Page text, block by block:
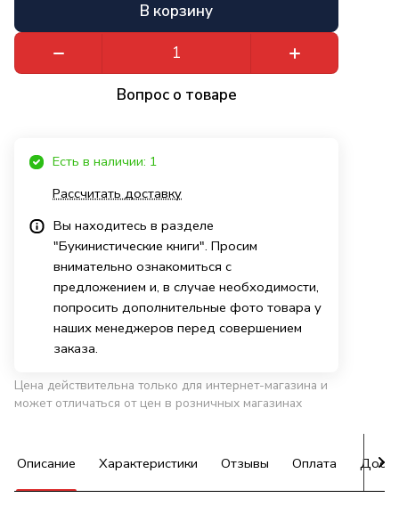
В корзину
Вопрос о товаре
Есть в наличии: 1
Рассчитать доставку
Вы находитесь в разделе
"Букинистические книги". Просим
внимательно ознакомиться с
предложением и, в случае необходимости,
попросить дополнительные фото товара у
наших менеджеров перед совершением
заказа.
Цена действительна только для интернет-магазина и
может отличаться от цен в розничных магазинах
Описание Характеристики Отзывы Оплата